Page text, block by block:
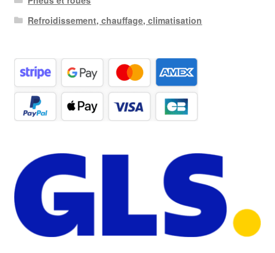
Refroidissement, chauffage, climatisation